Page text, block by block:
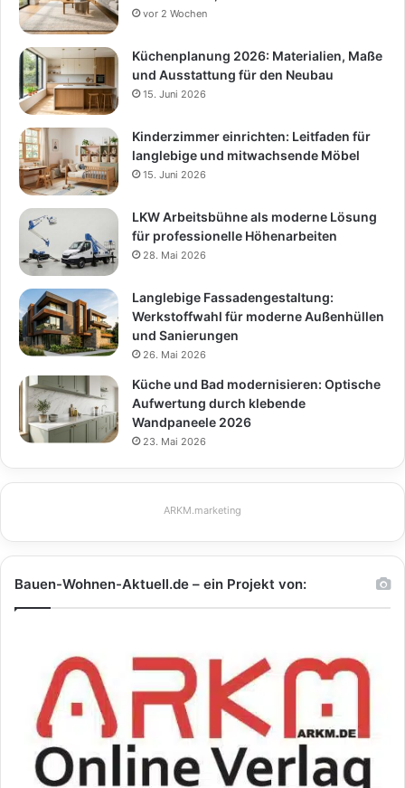
vor 2 Wochen
Küchenplanung 2026: Materialien, Maße
und Ausstattung für den Neubau
15. Juni 2026
Kinderzimmer einrichten: Leitfaden für
langlebige und mitwachsende Möbel
15. Juni 2026
LKW Arbeitsbühne als moderne Lösung
für professionelle Höhenarbeiten
28. Mai 2026
Langlebige Fassadengestaltung:
Werkstoffwahl für moderne Außenhüllen
und Sanierungen
26. Mai 2026
Küche und Bad modernisieren: Optische
Aufwertung durch klebende
Wandpaneele 2026
23. Mai 2026
ARKM.marketing
Bauen-Wohnen-Aktuell.de – ein Projekt von: